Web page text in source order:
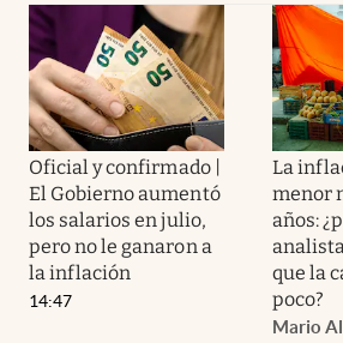
Oficial y confirmado |
El Gobierno aumentó
los salarios en julio,
pero no le ganaron a
la inflación
14:47
La
menor
años:
que la
poco?
Mario